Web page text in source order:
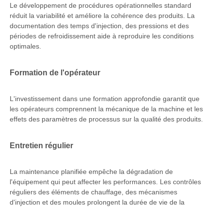
Le développement de procédures opérationnelles standard
réduit la variabilité et améliore la cohérence des produits. La
documentation des temps d'injection, des pressions et des
périodes de refroidissement aide à reproduire les conditions
optimales.
Formation de l'opérateur
L'investissement dans une formation approfondie garantit que
les opérateurs comprennent la mécanique de la machine et les
effets des paramètres de processus sur la qualité des produits.
Entretien régulier
La maintenance planifiée empêche la dégradation de
l'équipement qui peut affecter les performances. Les contrôles
réguliers des éléments de chauffage, des mécanismes
d'injection et des moules prolongent la durée de vie de la